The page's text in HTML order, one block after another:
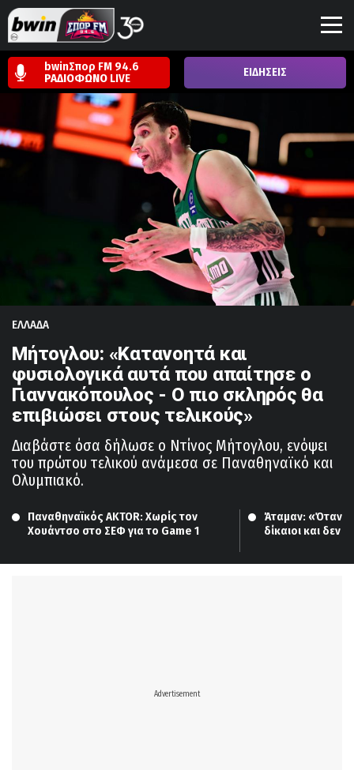
bwinΣπορ FM 94.6
ΡΑΔΙΟΦΩΝΟ LIVE ΕΙΔΗΣΕΙΣ
ΕΛΛΑΔΑ
Μήτογλου: «Κατανοητά και
φυσιολογικά αυτά που απαίτησε ο
Γιαννακόπουλος - Ο πιο σκληρός θα
επιβιώσει στους τελικούς»
Διαβάστε όσα δήλωσε ο Ντίνος Μήτογλου, ενόψει
του πρώτου τελικού ανάμεσα σε Παναθηναϊκό και
Ολυμπιακό.
Παναθηναϊκός ΑΚΤΟR: Χωρίς τον
Χουάντσο στο ΣΕΦ για το Game 1
Άταμαν: «Όταν οι
δίκαιοι και δεν